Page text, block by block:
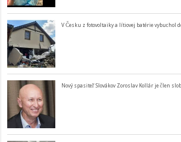
V Česku z fotovoltaiky a lítiovej batérie vybuchol
Nový spasiteľ Slovákov Zoroslav Kollár je člen